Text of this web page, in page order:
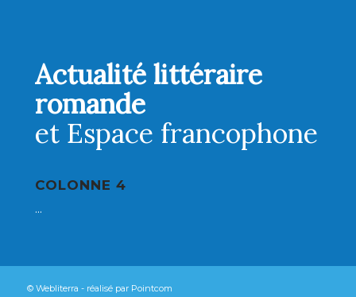
Actualité littéraire
romande
et Espace francophone
COLONNE 4
...
© Webliterra - réalisé par Pointcom